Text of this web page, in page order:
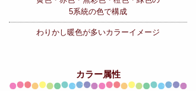
5系統の色で構成
わりかし暖色が多いカラーイメージ
カラー属性